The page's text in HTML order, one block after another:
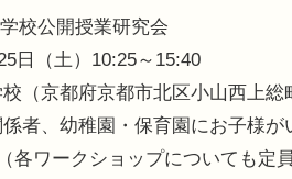
校公開授業研究会
日（土）10:25～15:40
（京都府京都市北区小山西上総
者、幼稚園・保育園にお子様が
各ワークショップについても定員